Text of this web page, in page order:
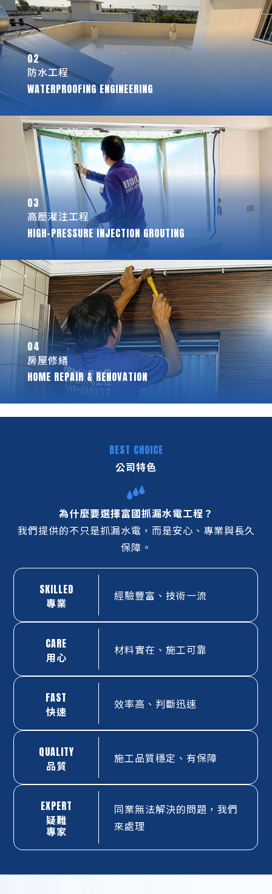
02
防水工程
WATERPROOFING ENGINEERING
03
高壓灌注工程
HIGH-PRESSURE INJECTION GROUTING
04
房屋修繕
HOME REPAIR & RENOVATION
BEST CHOICE
公司特色
為什麼要選擇富國抓漏水電工程？
我們提供的不只是抓漏水電，而是安心、專業與長久
保障。
SKILLED
專業
經驗豐富、技術一流
CARE
用心
材料實在、施工可靠
FAST
快速
效率高、判斷迅速
QUALITY
品質
施工品質穩定、有保障
EXPERT
疑難
專家
同業無法解決的問題，我們
來處理